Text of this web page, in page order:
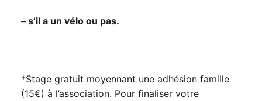
– s’il a un vélo ou pas.
*Stage gratuit moyennant une adhésion famille
(15€) à l’association. Pour finaliser votre